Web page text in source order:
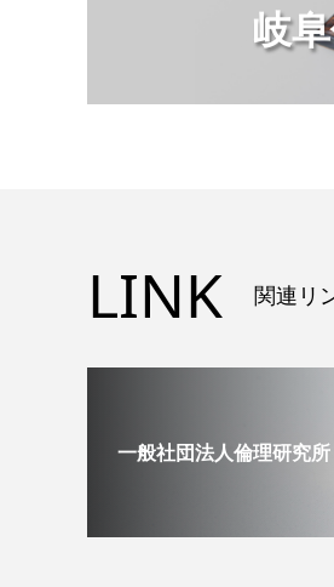
岐
LINK 関連リ
一般社団法人倫理研究所